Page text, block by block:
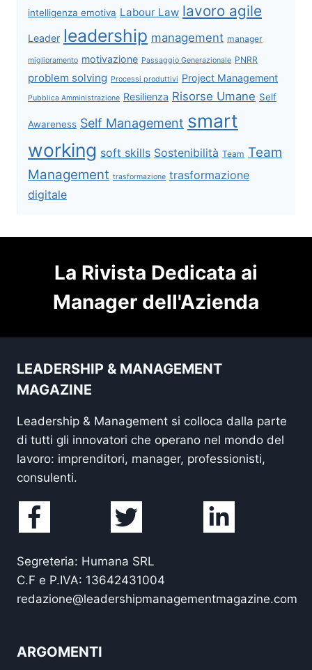
intelligenza emotiva Labour Law lavoro agile
Leader leadership management manager
miglioramento motivazione Passaggio Generazionale PNRR
problem solving Processi produttivi Project Management
Pubblica Amministrazione Resilienza Risorse Umane Self
Awareness Self Management smart
working soft skills Sostenibilità Team Team
Management trasformazione trasformazione
digitale
La Rivista Dedicata ai
Manager dell'Azienda
LEADERSHIP & MANAGEMENT
MAGAZINE
Leadership & Management si colloca dalla parte
di tutti gli innovatori che operano nel mondo del
lavoro: imprenditori, manager, professionisti,
consulenti.
Segreteria: Humana SRL
C.F e P.IVA: 13642431004
redazione@leadershipmanagementmagazine.com
ARGOMENTI